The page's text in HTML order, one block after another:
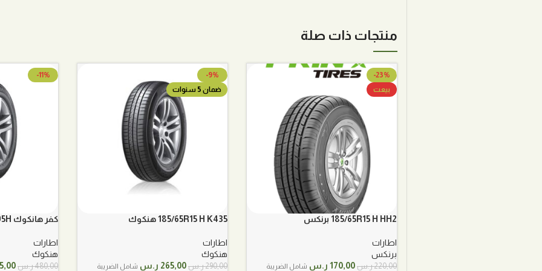
منتجات ذات صلة
-23%
بيعت
185/65R15 H HH2 برنكس
اطارات
برنكس
220,00ر.س السعر
170,00 ر.س السعر
شامل الضريبة
-9%
ضمان 5 سنوات
185/65R15 H K435 هنكوك
اطارات
هنكوك
290,00ر.س السعر
265,00 ر.س السعر
شامل الضريبة
-11%
كفر هانكوك Hankook 205/65R16 95H
اطارات
هنكوك
480,00ر.س